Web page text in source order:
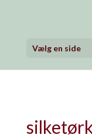
Vælg en side